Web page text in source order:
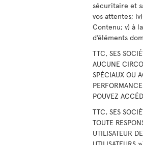
sécuritaire et
vos attentes;
Contenu; v) à
d’éléments
TTC, SES
AUCUNE
SPÉCIAUX OU
POUVEZ
TTC, SES
TOUTE
UTILISATEUR